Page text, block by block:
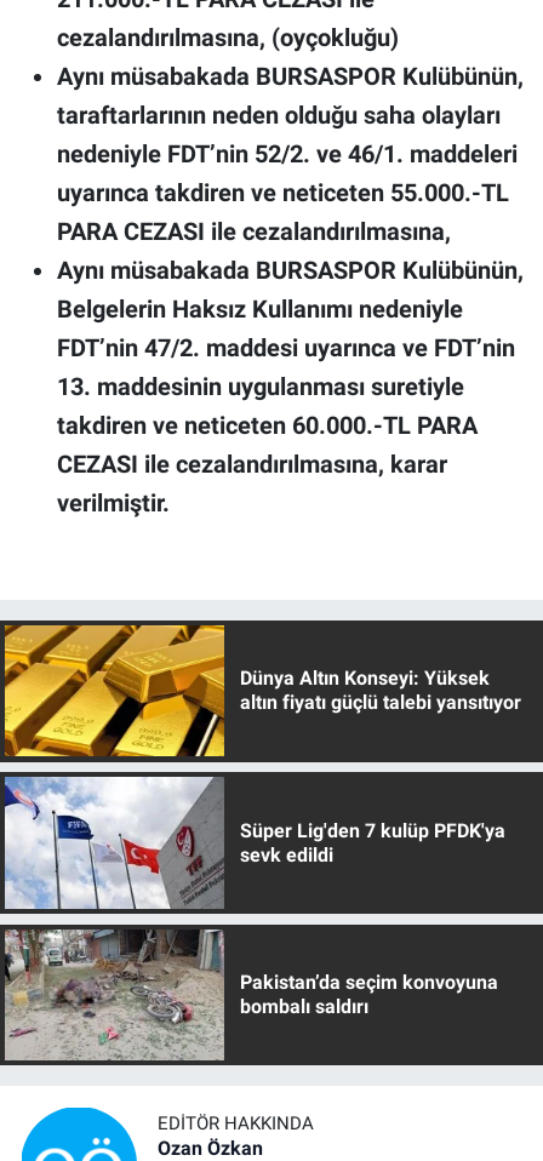
cezalandırılmasına, (oyçokluğu)
Aynı müsabakada BURSASPOR Kulübünün,
taraftarlarının neden olduğu saha olayları
nedeniyle FDT’nin 52/2. ve 46/1. maddeleri
uyarınca takdiren ve neticeten 55.000.-TL
PARA CEZASI ile cezalandırılmasına,
Aynı müsabakada BURSASPOR Kulübünün,
Belgelerin Haksız Kullanımı nedeniyle
FDT’nin 47/2. maddesi uyarınca ve FDT’nin
13. maddesinin uygulanması suretiyle
takdiren ve neticeten 60.000.-TL PARA
CEZASI ile cezalandırılmasına, karar
verilmiştir.
Dünya Altın Konseyi: Yüksek
altın fiyatı güçlü talebi yansıtıyor
Süper Lig'den 7 kulüp PFDK'ya
sevk edildi
Pakistan’da seçim konvoyuna
bombalı saldırı
EDITÖR HAKKINDA
Ozan Özkan